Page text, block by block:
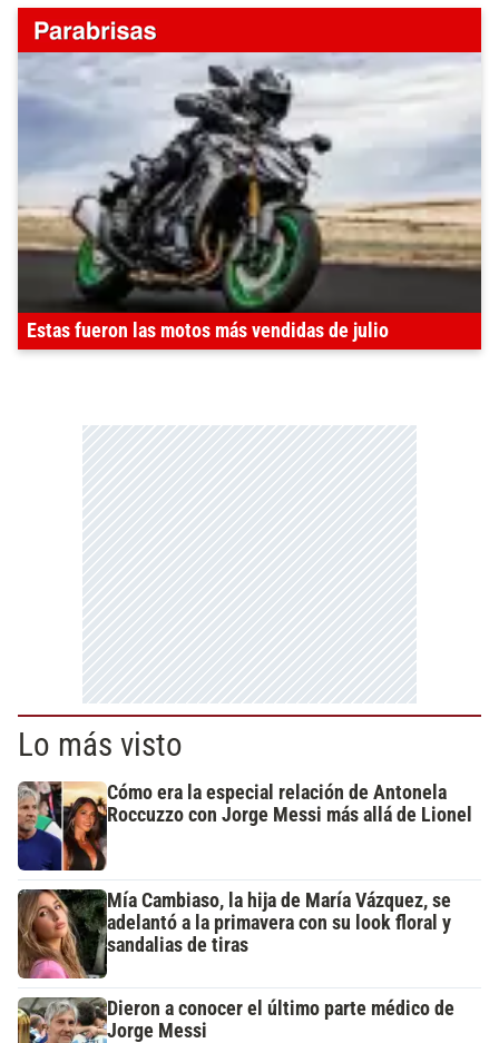
Estas fueron las motos más vendidas de julio
Lo más visto
Cómo era la especial relación de Antonela
Roccuzzo con Jorge Messi más allá de Lionel
Mía Cambiaso, la hija de María Vázquez, se
adelantó a la primavera con su look floral y
sandalias de tiras
Dieron a conocer el último parte médico de
Jorge Messi